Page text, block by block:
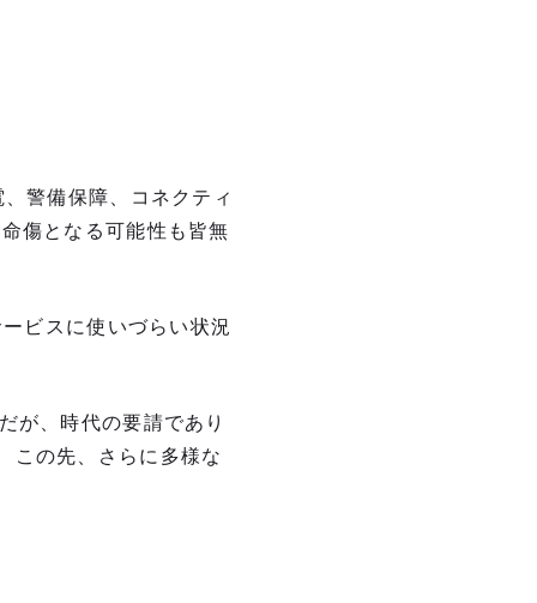
警備保障、コネクティ
傷となる可能性も皆無
ビスに使いづらい状況
が、時代の要請であり
この先、さらに多様な